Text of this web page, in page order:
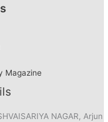
Magazine
NAGAR, Arjun